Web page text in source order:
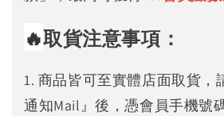
🔥取貨注意事項：
1. 商品皆可至實體店面取貨，
通知Mail』後，憑會員手機號